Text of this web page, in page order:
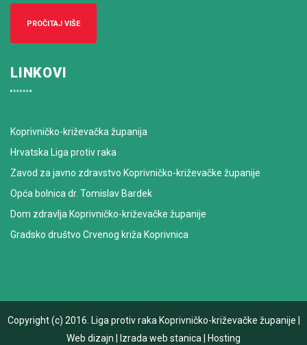
PROČITAJ VIŠE
LINKOVI
Koprivničko-križevačka županija
Hrvatska Liga protiv raka
Zavod za javno zdravstvo Koprivničko-križevačke županije
Opća bolnica dr. Tomislav Bardek
Dom zdravlja Koprivničko-križevačke županije
Gradsko društvo Crvenog križa Koprivnica
Copyright (c) 2016. Liga protiv raka Koprivničko-križevačke županije
Web dizajn
Izrada web stanica Hosting